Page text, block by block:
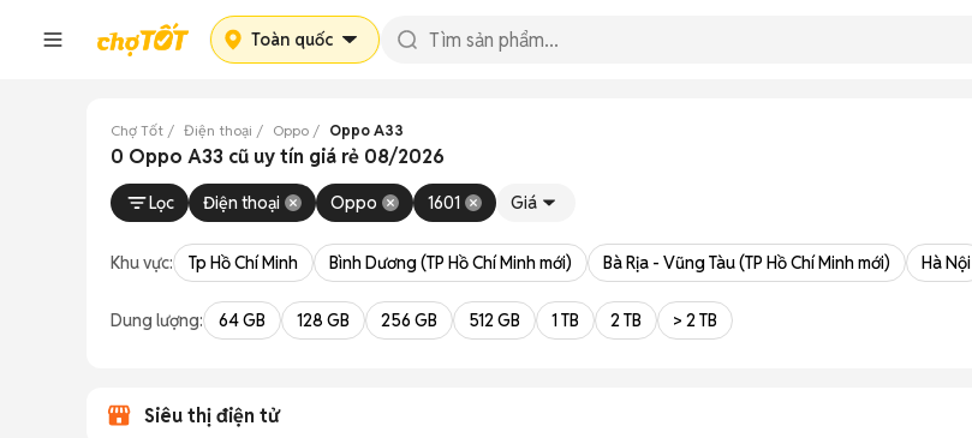
Toàn quốc
Chợ Tốt Điện thoại Oppo Oppo A33
0 Oppo A33 cũ uy tín giá rẻ 08/2026
Lọc Điện thoại Oppo 1601 Giá
Khu vực: Tp Hồ Chí Minh Bình Dương (TP Hồ Chí Minh mới) Bà Rịa - Vũng Tàu (TP Hồ Chí Minh mới) Hà Nội
Dung lượng: 64 GB 128 GB 256 GB 512 GB 1 TB 2 TB > 2 TB
Siêu thị điện tử